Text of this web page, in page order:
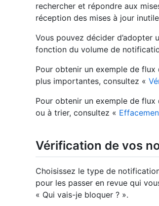
rechercher et répondre aux
réception des mises à jour
Vous pouvez décider d’adopter
fonction du volume de
Pour obtenir un exemple de
plus importantes, consultez «
Pour obtenir un exemple de
ou à trier, consultez «
Vérification de vos
Choisissez le type de
pour les passer en revue qui
« Qui vais-je bloquer ? ».